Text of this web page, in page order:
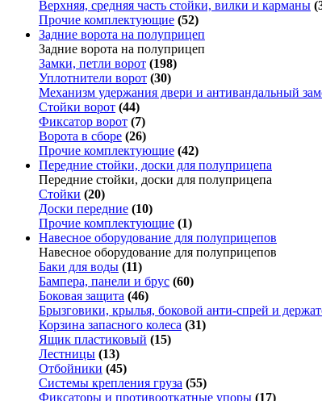
Верхняя, средняя часть стойки, вилки и карманы
Прочие комплектующие (52)
Задние ворота на полуприцеп
Задние ворота на полуприцеп
Замки, петли ворот (198)
Уплотнители ворот (30)
Механизм удержания двери и антивандальный
Стойки ворот (44)
Фиксатор ворот (7)
Ворота в сборе (26)
Прочие комплектующие (42)
Передние стойки, доски для полуприцепа
Передние стойки, доски для полуприцепа
Стойки (20)
Доски передние (10)
Прочие комплектующие (1)
Навесное оборудование для полуприцепов
Навесное оборудование для полуприцепов
Баки для воды (11)
Бампера, панели и брус (60)
Боковая защита (46)
Брызговики, крылья, боковой анти-спрей и
Корзина запасного колеса (31)
Ящик пластиковый (15)
Лестницы (13)
Отбойники (45)
Системы крепления груза (55)
Фиксаторы и противооткатные упоры (17)